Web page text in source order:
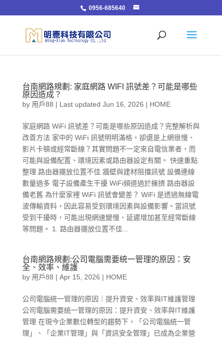
0956-685640
台南網路規劃: 家庭網路 WIFI 訊號差？可能是哪些
原因造成？
by 用戶88 | Last updated Jun 16, 2026 | HOME
家庭網路 WiFi 訊號差？可能是哪些原因造成？完整解析與
改善方法 家中的 WiFi 訊號明明滿格，卻還是上網很慢、
影片卡頓或經常斷線？其實問題不一定來自電信業者，而
可能與設備配置、環境因素或路由器設定有關。 快速重點
整理 路由器擺放位置不佳 牆壁與建材阻擋訊號 設備連線
數量過多 電子設備產生干擾 WiFi頻道過於擁擠 路由器設
備老舊 為什麼家裡 WiFi 訊號會變差？ WiFi 是透過無線電
波傳輸資料，因此容易受到環境因素與設備影響。當訊號
受到干擾時，可能出現網速變慢、延遲增加甚至經常斷線
等問題。 1. 路由器擺放位置不佳...
台南網路規劃:公司電腦需要統一管理的原因：安
全、效率、維護
by 用戶88 | Apr 15, 2026 | HOME
公司電腦統一管理的原因｜提升資安、效率與IT維護管理
公司電腦需要統一管理的原因：提升資安、效率與IT維護
管理 在現今企業數位轉型的趨勢下，「公司電腦統一管
理」、「企業IT管理」與「資訊安全管理」已成為企業營